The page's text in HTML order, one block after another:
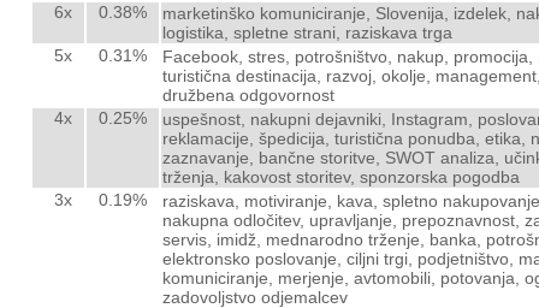
6x
0.38%
marketinško komuniciranje, Slovenija, izdelek,
logistika, spletne strani, raziskava trga
5x
0.31%
Facebook, stres, potrošništvo, nakup,
turistična destinacija, razvoj, okolje,
družbena odgovornost
4x
0.25%
uspešnost, nakupni dejavniki, Instagram,
reklamacije, špedicija, turistična ponudba, etika,
zaznavanje, bančne storitve, SWOT analiza,
trženja, kakovost storitev, sponzorska pogodba
3x
0.19%
raziskava, motiviranje, kava, spletno
nakupna odločitev, upravljanje, prepoznavnost,
servis, imidž, mednarodno trženje, banka,
elektronsko poslovanje, ciljni trgi, podjetništvo,
komuniciranje, merjenje, avtomobili, potovanja,
zadovoljstvo odjemalcev